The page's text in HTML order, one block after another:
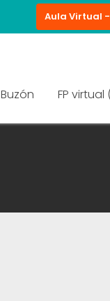
Aula Virtual
Buzón FP